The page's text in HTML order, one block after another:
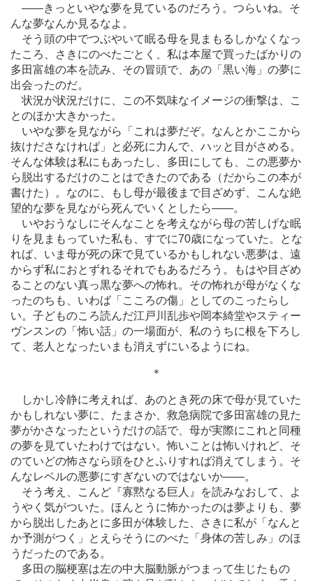
――きっといやな夢を見ているのだろう。つらいね。そ
んな夢なんか見るなよ。
そう頭の中でつぶやいて眠る母を見まもるしかなくなっ
たころ、さきにのべたごとく、私は本屋で買ったばかりの
多田富雄の本を読み、その冒頭で、あの「黒い海」の夢に
出会ったのだ。
状況が状況だけに、この不気味なイメージの衝撃は、こ
とのほか大きかった。
いやな夢を見ながら「これは夢だぞ。なんとかここから
抜けださなければ」と必死に力んで、ハッと目がさめる。
そんな体験は私にもあったし、多田にしても、この悪夢か
ら脱出するだけのことはできたのである（だからこの本が
書けた）。なのに、もし母が最後まで目ざめず、こんな絶
望的な夢を見ながら死んでいくとしたら――。
いやおうなしにそんなことを考えながら母の苦しげな眠
りを見まもっていた私も、すでに70歳になっていた。とな
れば、いま母が死の床で見ているかもしれない悪夢は、遠
からず私におとずれるそれでもあるだろう。もはや目ざめ
ることのない真っ黒な夢への怖れ。その怖れが母がなくな
ったのちも、いわば「こころの傷」としてのこったらし
い。子どものころ読んだ江戸川乱歩や岡本綺堂やスティー
ヴンスンの「怖い話」の一場面が、私のうちに根を下ろし
て、老人となったいまも消えずにいるようにね。
＊
しかし冷静に考えれば、あのとき死の床で母が見ていた
かもしれない夢に、たまさか、救急病院で多田富雄の見た
夢がかさなったというだけの話で、母が実際にこれと同種
の夢を見ていたわけではない。怖いことは怖いけれど、そ
のていどの怖さなら頭をひとふりすれば消えてしまう。そ
んなレベルの悪夢にすぎないのではないか――。
そう考え、こんど『寡黙なる巨人』を読みなおして、よ
うやく気がついた。ほんとうに怖かったのは夢よりも、夢
から脱出したあとに多田が体験した、さきに私が「なんと
か予測がつく」とえらそうにのべた「身体の苦しみ」のほ
うだったのである。
多田の脳梗塞は左の中大脳動脈がつまって生じたもの